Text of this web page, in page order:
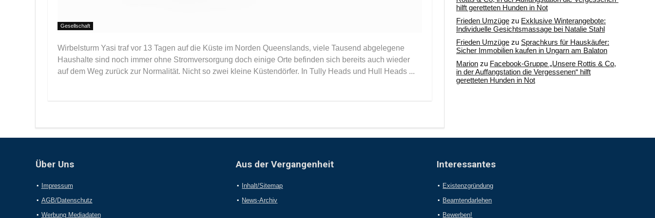
Gesellschaft
Wirbelsturm Yasi traf vor 13 Tagen auf die Küste im Norden Queenslands, viele Tausend abgelegene
Haushalte sind noch immer ohne Stromversorgung doch einige Orte befinden sich bereits auch wieder
auf dem Weg zurück zur Normalität. Nicht so zwei kleine Küstendörfer. In Tully Heads und Hull Heads ...
hilft geretteten Hunden in Not
Frieden Umzüge zu Exklusive Winterangebote:
Individuelle Gesichtsmassage bei Natalie Stahl
Frieden Umzüge zu Sprachkurs für Hauskäufer:
Sicher Immobilien kaufen in Ungarn am Balaton
Marion zu Facebook-Gruppe „Unsere Rottis & Co,
in der Auffangstation die Vergessenen“ hilft
geretteten Hunden in Not
Über Uns
Impressum
AGB/Datenschutz
Werbung Mediadaten
Aus der Vergangenheit
Inhalt/Sitemap
News-Archiv
Interessantes
Existenzgründung
Beamtendarlehen
Bewerben!